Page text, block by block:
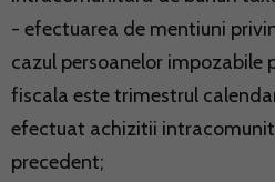
- efectuarea de mentiuni
cazul persoanelor impozabile
fiscala este trimestrul
efectuat achizitii
precedent;